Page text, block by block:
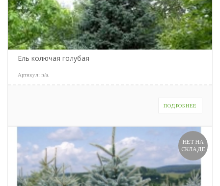
Ель колючая голубая
Артикул: n/a
ПОДРОБНЕЕ
НЕТ НА
СКЛАДЕ